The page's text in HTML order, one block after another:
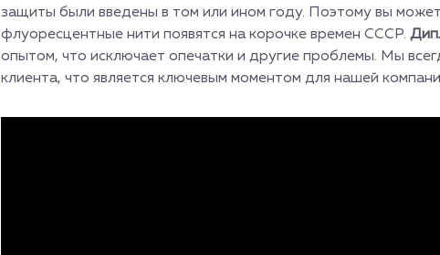
защиты были введены в том или ином году. Поэтому вы
флуоресцентные нити появятся на корочке времен СССР.
опытом, что исключает опечатки и другие проблемы. Мы
клиента, что является ключевым моментом для нашей